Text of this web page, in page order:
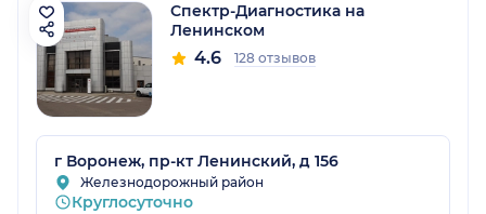
Спектр-Диагностика на
Ленинском
4.6 128 отзывов
г Воронеж, пр-кт Ленинский, д 156
Железнодорожный район
Круглосуточно